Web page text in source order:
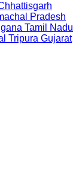
Pradesh
Tamil Nadu
Tripura Gujarat